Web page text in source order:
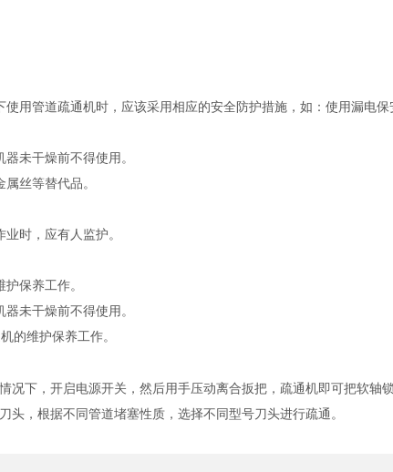
用管道疏通机时，应该采用相应的安全防护措施，如：使用漏电
未干燥前不得使用。
丝等替代品。
时，应有人监护。
保养工作。
未干燥前不得使用。
的维护保养工作。
况下，开启电源开关，然后用手压动离合扳把，疏通机即可把软轴
，根据不同管道堵塞性质，选择不同型号刀头进行疏通。